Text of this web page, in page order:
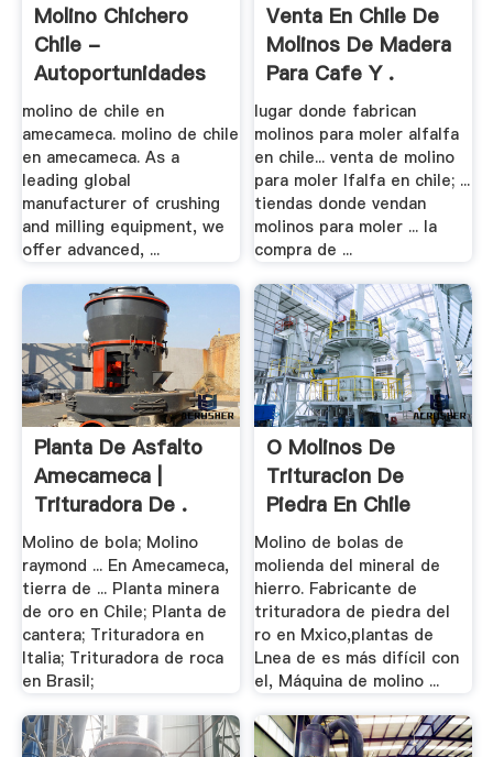
Molino Chichero
Chile -
Autoportunidades
molino de chile en
amecameca. molino de chile
en amecameca. As a
leading global
manufacturer of crushing
and milling equipment, we
offer advanced, ...
Venta En Chile De
Molinos De Madera
Para Cafe Y .
lugar donde fabrican
molinos para moler alfalfa
en chile... venta de molino
para moler lfalfa en chile; ...
tiendas donde vendan
molinos para moler ... la
compra de ...
Planta De Asfalto
Amecameca |
Trituradora De .
Molino de bola; Molino
raymond ... En Amecameca,
tierra de ... Planta minera
de oro en Chile; Planta de
cantera; Trituradora en
Italia; Trituradora de roca
en Brasil;
O Molinos De
Trituracion De
Piedra En Chile
Molino de bolas de
molienda del mineral de
hierro. Fabricante de
trituradora de piedra del
ro en Mxico,plantas de
Lnea de es más difícil con
el, Máquina de molino ...